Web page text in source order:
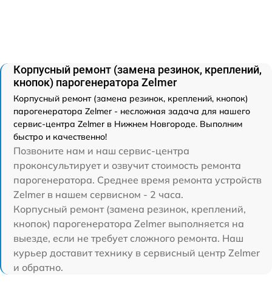
Корпусный ремонт (замена резинок, креплений,
кнопок) парогенератора Zelmer
Корпусный ремонт (замена резинок, креплений, кнопок)
парогенератора Zelmer - несложная задача для нашего
сервис-центра Zelmer в Нижнем Новгороде. Выполним
быстро и качественно!
Позвоните нам и наш сервис-центра
проконсультирует и озвучит стоимость ремонта
парогенератора. Среднее время ремонта устройств
Zelmer в нашем сервисном - 2 часа.
Корпусный ремонт (замена резинок, креплений,
кнопок) парогенератора Zelmer выполняется на
выезде, если не требует сложного ремонта. Наш
курьер доставит технику в сервисный центр Zelmer
и обратно.